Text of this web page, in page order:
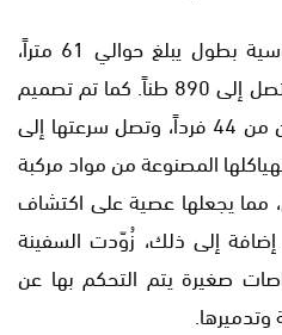
تمتاز سفن “ألكسندريت” الروسية بطول يبلغ حوالي 61 متراً،
وعرض 10 أمتار، وإزاحة مائية تصل إلى 890 طناً. كما تم تصميم
هذه السفن لنقل طاقم مكون من 44 فرداً، وتصل سرعتها إلى
بهياكلها المصنوعة من مواد مركبة
مما يجعلها عصية على اكتشاف
إضافة إلى ذلك، زُوّدت السفينة
صغيرة يتم التحكم بها عن